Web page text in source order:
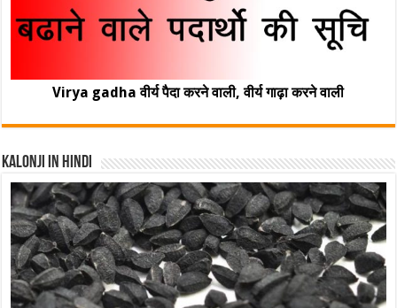
Virya gadha वीर्य पैदा करने वाली, वीर्य गाढ़ा करने वाली
Kalonji In Hindi